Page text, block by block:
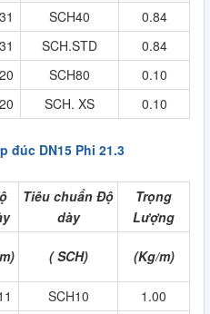
SCH40
0.84
SCH.STD
0.84
SCH80
0.10
SCH. XS 0.10
đúc DN15 Phi 21.3
Tiêu chuẩn Độ
dày
Trọng
Lượng
( SCH) (Kg/m)
SCH10
1.00